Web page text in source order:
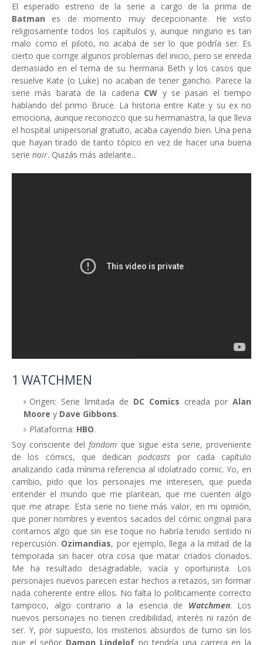
El esperado estreno de la serie a cargo de la prima de
Batman es de momento muy decepcionante. He visto
religiosamente todos los capítulos y, aunque ninguno es tan
malo como el piloto, no acaba de ser lo que podría ser. Es
cierto que corrige algunos problemas del inicio, pero se enreda
demasiado en el tema de su hermana Beth y los casos que
resuelve Kate (o Luke) no acaban de tener gancho. Parece la
serie más barata de la cadena CW y se pasan el tiempo
hablando del primo Bruce. La historia entre Kate y su ex no
emociona, aunque reconozco que su hermanastra, la que lleva
el hospital unipersonal gratuito, acaba cayendo bien. Una pena
que hayan tirado de tanto tópico en vez de hacer una buena
serie noir. Quizás más adelante...
1 WATCHMEN
Origen: Serie limitada de DC Comics creada por Alan
Moore y Dave Gibbons.
Plataforma: HBO.
Soy consciente delfandom que sigue esta serie, proveniente
de los cómics, que dedicanpodcasts por cada capítulo
analizando cada mínima referencia al idolatrado comic. Yo, en
cambio, pido que los personajes me interesen, que pueda
entender el mundo que me plantean, que me cuenten algo
que me atrape. Esta serie no tiene más valor, en mi opinión,
que poner nombres y eventos sacados del cómic original para
contarnos algo que sin ese toque no habría tenido sentido ni
repercusión. Ozimandias, por ejemplo, llega a la mitad de la
temporada sin hacer otra cosa que matar criados clonados.
Me ha resultado desagradable, vacía y oportunista. Los
personajes nuevos parecen estar hechos a retazos, sin formar
nada coherente entre ellos. No falta lo políticamente correcto
tampoco, algo contrario a la esencia de Watchmen. Los
nuevos personajes no tienen credibilidad, interés ni razón de
ser. Y, por supuesto, los misterios absurdos de turno sin los
que el señor Damon Lindelofno tendría una carrera en la